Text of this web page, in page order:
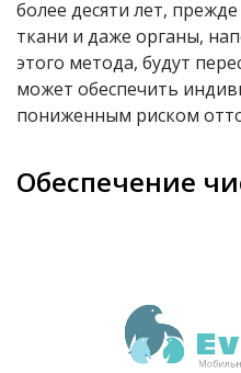
более десяти лет,
ткани и даже органы,
этого метода, будут
может обеспечить
пониженным риском
Обеспечение